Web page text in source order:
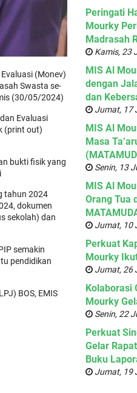
(Monev)
Swasta se-
(30/05/2024)
Evaluasi
(print out)
bukti fisik yang
tahun 2024
dokumen
sekolah) dan
semakin
pendidikan
BOS, EMIS
Peringati
Mourky
Madrasah
Kamis, 23
MIS Al
dengan
dan
Jumat, 17
MIS Al
Masa
Senin, 13
MIS Al
Orang Tua
Jumat, 10
Perkuat
Mourky
Jumat, 26
Kolaborasi
Mourky
Senin, 22
Perkuat
Gelar
Buku
Jumat, 19